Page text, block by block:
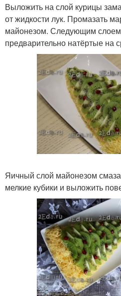
Выложить на слой курицы
от жидкости лук. Промазать
майонезом. Следующим
предварительно натёртые на
Яичный слой майонезом
мелкие кубики и выложить